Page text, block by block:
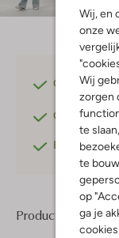
Wij, en
onze
Wij
zorgen
te
te
op
ga je
Gratis
Gratis
Betaal
Product informatie